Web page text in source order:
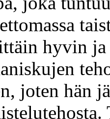
hyvin ja
joten hän